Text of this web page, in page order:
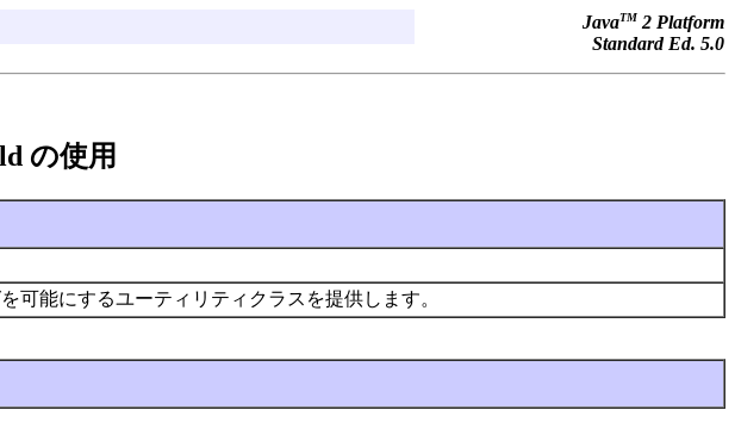
JavaTM 2 Platform
Standard Ed. 5.0
の使用
可能にするユーティリティクラスを提供します。